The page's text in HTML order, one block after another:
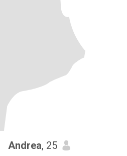
Andrea, 25